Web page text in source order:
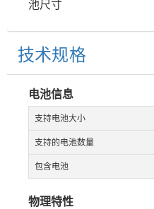
池尺寸
技术规格
电池信息
支持电池大小
支持的电池数量
包含电池
物理特性